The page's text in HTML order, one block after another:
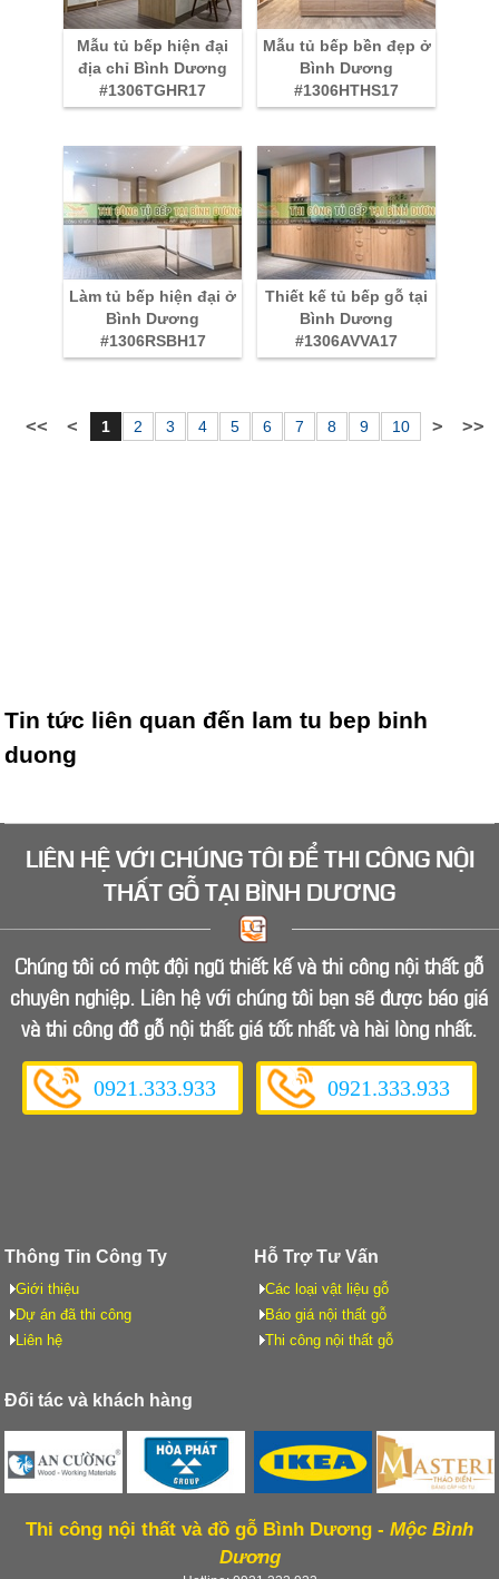
Mẫu tủ bếp hiện đại
địa chỉ Bình Dương
#1306TGHR17
Mẫu tủ bếp bền đẹp ở
Bình Dương
#1306HTHS17
Làm tủ bếp hiện đại ở
Bình Dương
#1306RSBH17
Thiết kế tủ bếp gỗ tại
Bình Dương
#1306AVVA17
1 2 3 4 5 6 7 8 9 10
Tin tức liên quan đến lam tu bep binh
duong
LIÊN HỆ VỚI CHÚNG TÔI ĐỂTHI CÔNG NỘI
THẤT GỖTẠI BÌNH DƯƠNG
Chúng tôi có một đội ngũ thiết kế và thi công nội thất gỗ
chuyên nghiệp. Liên hệ với chúng tôi bạn sẽ được báo giá
và thi công đồ gỗ nội thất giá tốt nhất và hài lòng nhất.
0921.333.933 0921.333.933
Thông Tin Công Ty
Giới thiệu
Dự án đã thi công
Liên hệ
Hỗ Trợ Tư Vấn
Các loại vật liệu gỗ
Báo giá nội thất gỗ
Thi công nội thất gỗ
Đối tác và khách hàng
Thi công nội thất và đồ gỗ Bình Dương - Mộc Bình
Dương